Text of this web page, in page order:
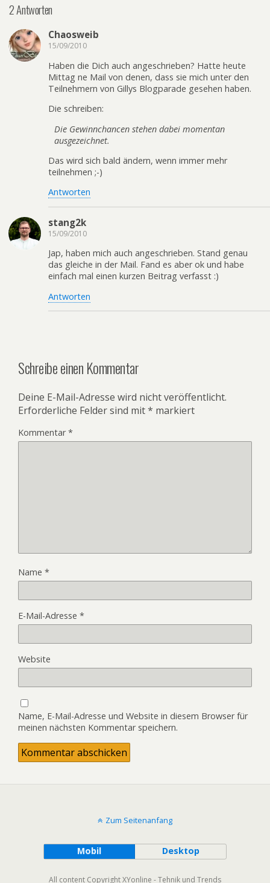
2 Antworten
Chaosweib
15/09/2010
Haben die Dich auch angeschrieben? Hatte heute
Mittag ne Mail von denen, dass sie mich unter den
Teilnehmern von Gillys Blogparade gesehen haben.
Die schreiben:
Die Gewinnchancen stehen dabei momentan
ausgezeichnet.
Das wird sich bald ändern, wenn immer mehr
teilnehmen ;-)
Antworten
stang2k
15/09/2010
Jap, haben mich auch angeschrieben. Stand genau
das gleiche in der Mail. Fand es aber ok und habe
einfach mal einen kurzen Beitrag verfasst :)
Antworten
Schreibe einen Kommentar
Deine E-Mail-Adresse wird nicht veröffentlicht.
Erforderliche Felder sind mit* markiert
Kommentar*
Name *
E-Mail-Adresse *
Website
Name, E-Mail-Adresse und Website in diesem Browser für
meinen nächsten Kommentar speichern.
Zum Seitenanfang
Mobil Desktop
All content Copyright XYonline - Tehnik und Trends